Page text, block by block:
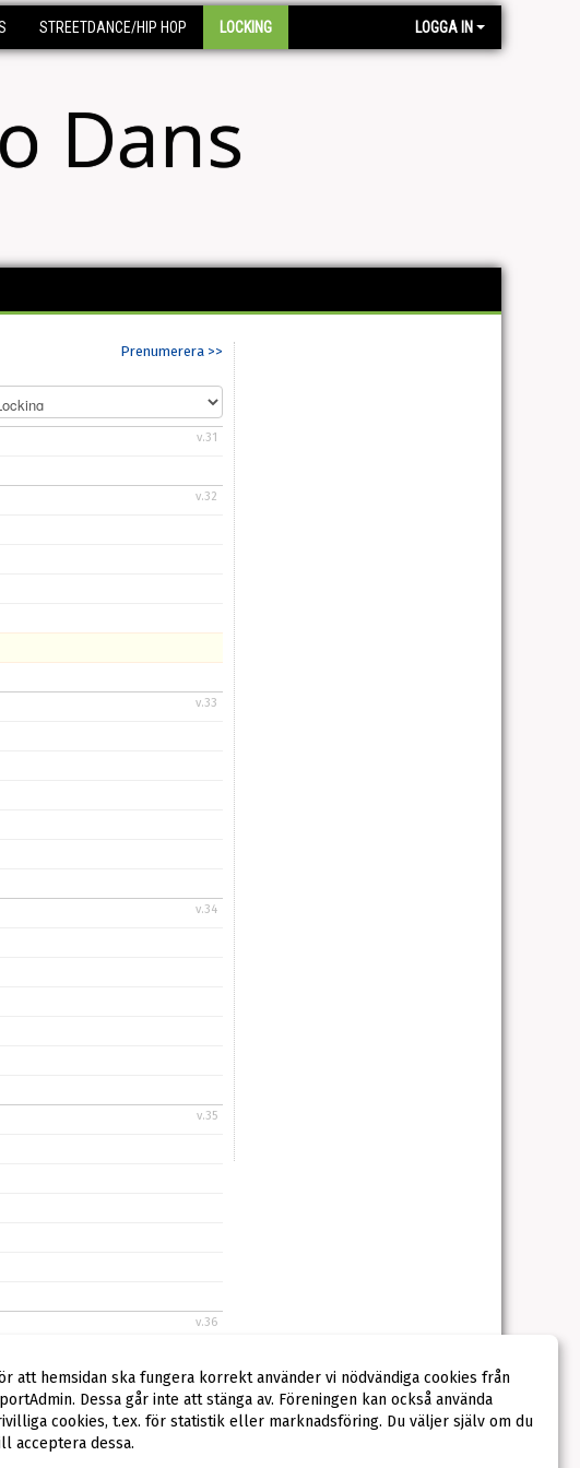
STREETDANCE/HIP HOP LOCKING LOGGA IN
Dans
Prenumerera >>
v.31
v.32
v.33
v.34
v.35
v.36
att hemsidan ska fungera korrekt använder vi nödvändiga cookies från
Dessa går inte att stänga av. Föreningen kan också använda
cookies, t.ex. för statistik eller marknadsföring. Du väljer själv om du
acceptera dessa.